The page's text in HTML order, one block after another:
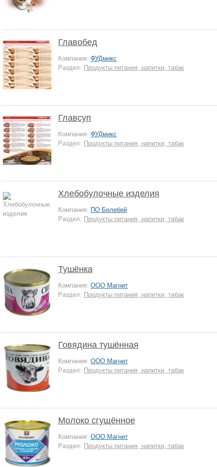
Главобед
Компания: ФУДмикс
Раздел: Продукты питания, напитки, табак
Главсуп
Компания: ФУДмикс
Раздел: Продукты питания, напитки, табак
Хлебобулочные изделия
Компания: ПО Белебей
Раздел: Продукты питания, напитки, табак
Тушёнка
Компания: ООО Магнит
Раздел: Продукты питания, напитки, табак
Говядина тушённая
Компания: ООО Магнит
Раздел: Продукты питания, напитки, табак
Молоко сгущённое
Компания: ООО Магнит
Раздел: Продукты питания, напитки, табак